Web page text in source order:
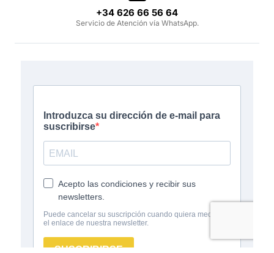
‪+34 626 66 56 64‬
Servicio de Atención vía WhatsApp.